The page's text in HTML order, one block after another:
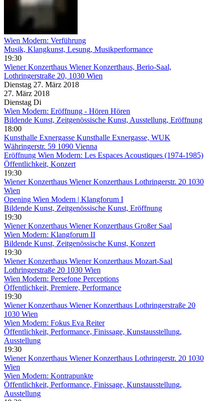
Wien Modern: Verführung
Musik, Klangkunst, Lesung, Musikperformance
19:30
Wiener Konzerthaus Wiener Konzerthaus, Berio-Saal,
Lothringerstraße 20, 1030 Wien
Dienstag 27. März 2018
27. März 2018
Dienstag Di
Wien Modern: Eröffnung - Hören Hören
Bildende Kunst, Zeitgenössische Kunst, Ausstellung, Eröffnung
18:00
Kunsthalle Exnergasse Kunsthalle Exnergasse, WUK
Währingerstr. 59 1090 Vienna
Eröffnung Wien Modern: Les Espaces Acoustiques (1974-1985)
Öffentlichkeit, Konzert
19:30
Wiener Konzerthaus Wiener Konzerthaus Lothringerstr. 20 1030
Wien
Opening Wien Modern | Klangforum I
Bildende Kunst, Zeitgenössische Kunst, Eröffnung
19:30
Wiener Konzerthaus Wiener Konzerthaus Großer Saal
Wien Modern: Klangforum II
Bildende Kunst, Zeitgenössische Kunst, Konzert
19:30
Wiener Konzerthaus Wiener Konzerthaus Mozart-Saal
Lothringerstraße 20 1030 Wien
Wien Modern: Persefone Perceptions
Öffentlichkeit, Premiere, Performance
19:30
Wiener Konzerthaus Wiener Konzerthaus Lothringerstraße 20
1030 Wien
Wien Modern: Fokus Eva Reiter
Öffentlichkeit, Performance, Finissage, Kunstausstellung,
Ausstellung
19:30
Wiener Konzerthaus Wiener Konzerthaus Lothringerstr. 20 1030
Wien
Wien Modern: Kontrapunkte
Öffentlichkeit, Performance, Finissage, Kunstausstellung,
Ausstellung